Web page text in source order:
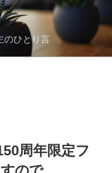
のひとり言
周年限定フ